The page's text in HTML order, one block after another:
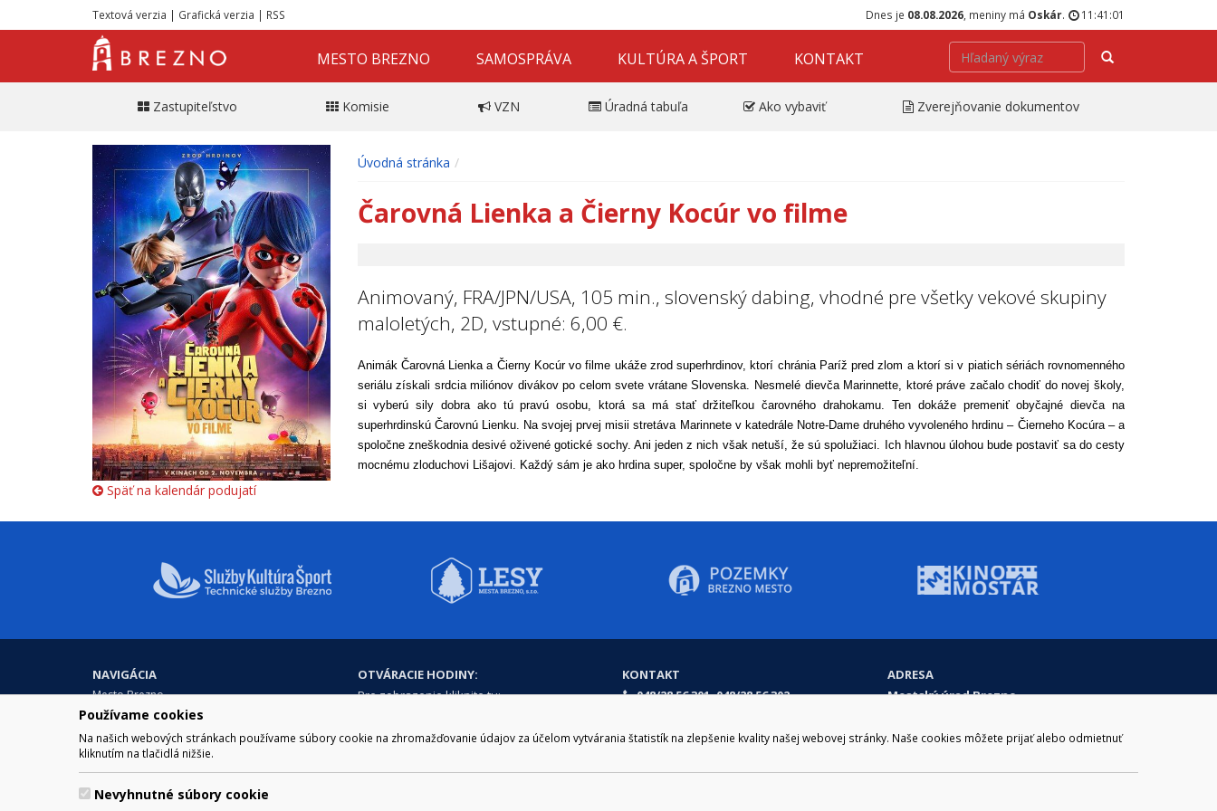
Používame cookies
Na našich webových stránkach používame súbory cookie na zhromažďovanie údajov za účelom vytvárania štatistík na zlepšenie kvality našej webovej stránky. Naše cookies môžete prijať alebo odmietnuť
kliknutím na tlačidlá nižšie.
Nevyhnutné súbory cookie
Textová verzia | Grafická verzia | RSS Dnes je 08.08.2026 , meniny má Oskár. 11:41:01
MESTO BREZNO SAMOSPRÁVA KULTÚRA A ŠPORT KONTAKT Hľadať
Zastupiteľstvo Komisie VZN Úradná tabuľa Ako vybaviť Zverejňovanie dokumentov
Späť na kalendár podujatí
Úvodná stránka
Čarovná Lienka a Čierny Kocúr vo filme
Animovaný, FRA/JPN/USA, 105 min., slovenský dabing, vhodné pre všetky vekové skupiny
maloletých, 2D, vstupné: 6,00 €.
Animák Čarovná Lienka a Čierny Kocúr vo filme ukáže zrod superhrdinov, ktorí chránia Paríž pred zlom a ktorí si v piatich sériách rovnomenného
seriálu získali srdcia miliónov divákov po celom svete vrátane Slovenska. Nesmelé dievča Marinnette, ktoré práve začalo chodiť do novej školy,
si vyberú sily dobra ako tú pravú osobu, ktorá sa má stať držiteľkou čarovného drahokamu. Ten dokáže premeniť obyčajné dievča na
superhrdinskú Čarovnú Lienku. Na svojej prvej misii stretáva Marinnete v katedrále Notre-Dame druhého vyvoleného hrdinu – Čierneho Kocúra – a
spoločne zneškodnia desivé oživené gotické sochy. Ani jeden z nich však netuší, že sú spolužiaci. Ich hlavnou úlohou bude postaviť sa do cesty
mocnému zloduchovi Lišajovi. Každý sám je ako hrdina super, spoločne by však mohli byť nepremožiteľní.
NAVIGÁCIA
Mesto Brezno
Samospráva
Kultúra a šport
Kontakt
OTVÁRACIE HODINY:
Pre zobrazenie kliknite tu:
Obedňajšia prestávka
KONTAKT
048/28 56 301, 048/28 56 302
ADRESA
Mestský úrad Brezno
977 01 Brezno
Slovakia (Slovak Republic)